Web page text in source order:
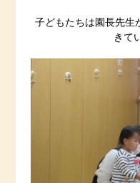
子どもたちは園長先生
きて